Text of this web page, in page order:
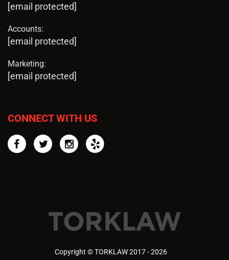
[email protected]
Accounts:
[email protected]
Marketing:
[email protected]
CONNECT WITH US
FacebookTwitterInstagram
Copyright © TORKLAW 2017 - 2026